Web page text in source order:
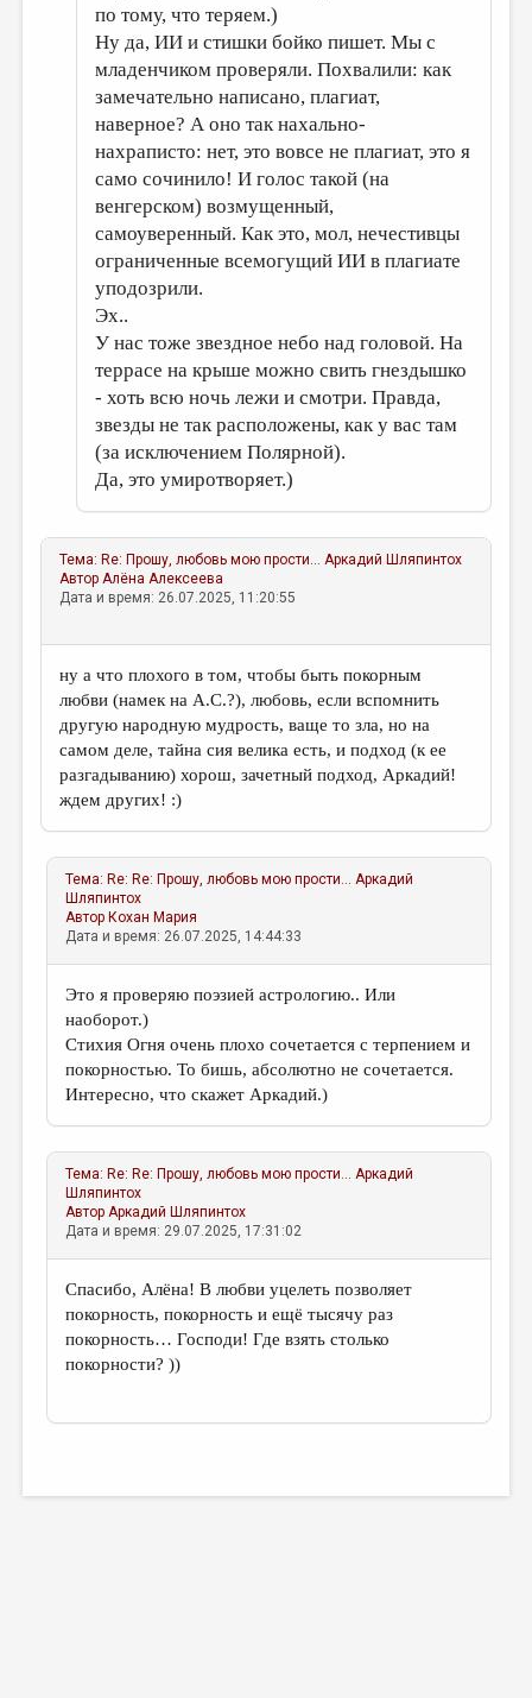
по тому, что теряем.)
Ну да, ИИ и стишки бойко пишет. Мы с
младенчиком проверяли. Похвалили: как
замечательно написано, плагиат,
наверное? А оно так нахально-
нахраписто: нет, это вовсе не плагиат, это я
само сочинило! И голос такой (на
венгерском) возмущенный,
самоуверенный. Как это, мол, нечестивцы
ограниченные всемогущий ИИ в плагиате
уподозрили.
Эх..
У нас тоже звездное небо над головой. На
террасе на крыше можно свить гнездышко
- хоть всю ночь лежи и смотри. Правда,
звезды не так расположены, как у вас там
(за исключением Полярной).
Да, это умиротворяет.)
Тема: Re: Прошу, любовь мою прости... Аркадий Шляпинтох
АвторАлёна Алексеева
Дата и время: 26.07.2025, 11:20:55
ну а что плохого в том, чтобы быть покорным
любви (намек на А.С.?), любовь, если вспомнить
другую народную мудрость, ваще то зла, но на
самом деле, тайна сия велика есть, и подход (к ее
разгадыванию) хорош, зачетный подход, Аркадий!
ждем других! :)
Тема: Re: Re: Прошу, любовь мою прости... Аркадий
Шляпинтох
Автор Кохан Мария
Дата и время: 26.07.2025, 14:44:33
Это я проверяю поэзией астрологию.. Или
наоборот.)
Стихия Огня очень плохо сочетается с терпением и
покорностью. То бишь, абсолютно не сочетается.
Интересно, что скажет Аркадий.)
Тема: Re: Re: Прошу, любовь мою прости... Аркадий
Шляпинтох
АвторАркадий Шляпинтох
Дата и время: 29.07.2025, 17:31:02
Спасибо, Алёна! В любви уцелеть позволяет
покорность, покорность и ещё тысячу раз
покорность… Господи! Где взять столько
покорности? ))